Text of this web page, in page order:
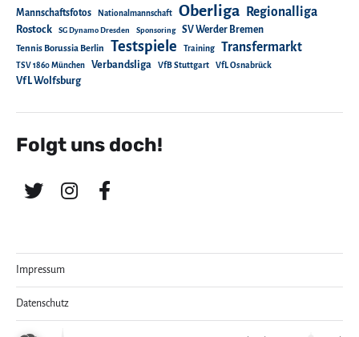
Mannschaftsfotos
Nationalmannschaft Oberliga Regionalliga
Rostock SG Dynamo Dresden Sponsoring SV Werder Bremen
Tennis Borussia Berlin Testspiele Training Transfermarkt
TSV 1860 München Verbandsliga VfB Stuttgart VfL Osnabrück
VfL Wolfsburg
Folgt uns doch!
Impressum
Datenschutz